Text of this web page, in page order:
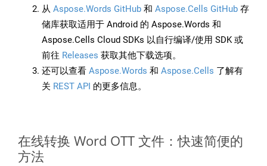
从 Aspose.Words GitHub 和 Aspose.Cells GitHub 存
储库获取适用于 Android 的 Aspose.Words 和
Aspose.Cells Cloud SDKs 以自行编译/使用 SDK 或
前往 Releases 获取其他下载选项。
还可以查看 Aspose.Words 和 Aspose.Cells 了解有
关 REST API 的更多信息。
在线转换 Word OTT 文件：快速简便的
方法